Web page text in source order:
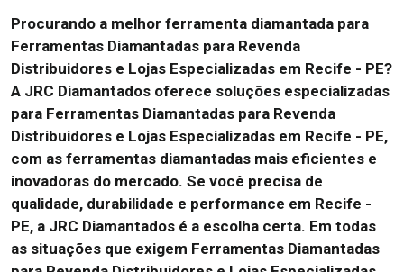
Procurando a melhor ferramenta diamantada para
Ferramentas Diamantadas para Revenda
Distribuidores e Lojas Especializadas em Recife - PE?
A JRC Diamantados oferece soluções especializadas
para Ferramentas Diamantadas para Revenda
Distribuidores e Lojas Especializadas em Recife - PE,
com as ferramentas diamantadas mais eficientes e
inovadoras do mercado. Se você precisa de
qualidade, durabilidade e performance em Recife -
PE, a JRC Diamantados é a escolha certa. Em todas
as situações que exigem Ferramentas Diamantadas